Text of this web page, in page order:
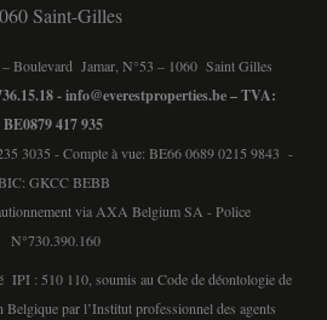
Saint-Gilles
Boulevard Jamar, N°53 – 1060 Saint Gilles
-info@everestproperties.be– TVA:
BE0879 417 935
3035 - Compte à vue: BE66 0689 0215 9843 -
GKCC BEBB
via AXA Belgium SA - Police
N°730.390.160
IPI : 510 110, soumis au Code de déontologie de
Belgique par l’Institut professionnel des agents